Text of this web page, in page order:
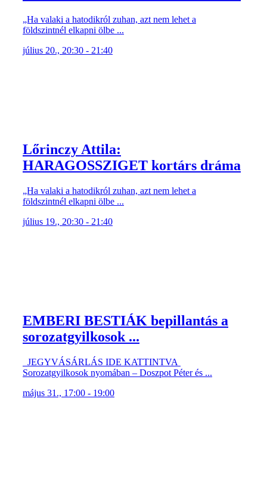
„Ha valaki a hatodikról zuhan, azt nem lehet a
földszintnél elkapni ölbe ...
július 20., 20:30 - 21:40
Lőrinczy Attila:
HARAGOSSZIGET kortárs dráma
„Ha valaki a hatodikról zuhan, azt nem lehet a
földszintnél elkapni ölbe ...
július 19., 20:30 - 21:40
EMBERI BESTIÁK bepillantás a
sorozatgyilkosok ...
JEGYVÁSÁRLÁS IDE KATTINTVA
Sorozatgyilkosok nyomában – Doszpot Péter és ...
május 31., 17:00 - 19:00